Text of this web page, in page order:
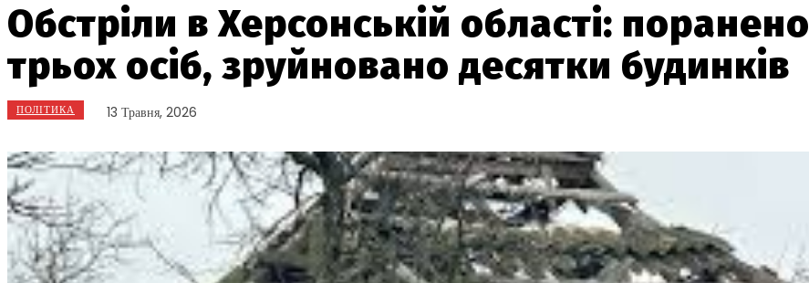
Обстріли в Херсонській області: поранено
трьох осіб, зруйновано десятки будинків
ПОЛІТИКА 13 Травня, 2026